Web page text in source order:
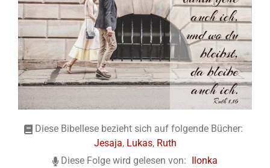
Diese Bibellese bezieht sich auf folgende Bücher:
Jesaja, Lukas, Ruth
Diese Folge wird gelesen von:
Ilonka